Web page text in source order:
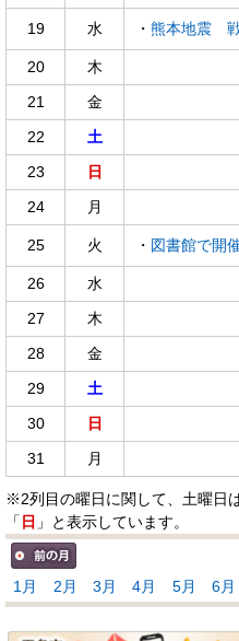
19 水 ・ 熊本地震 戦
20
木
21
金
22
土
23
日
24
月
25 火 ・ 図書館で開
26
水
27
木
28
金
29
土
30
日
31
月
※2列目の曜日に関して、土曜日
「 日 」と表示しています。
1月 2月 3月 4月 5月 6月